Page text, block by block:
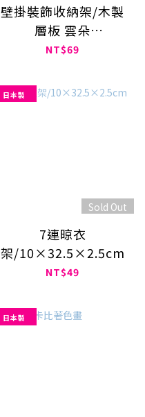
壁掛裝飾收納架/木製
層板 雲朵
20×12.8×7cm
NT$69
日本製
Sold Out
7連晾衣
架/10×32.5×2.5cm
NT$49
日本製